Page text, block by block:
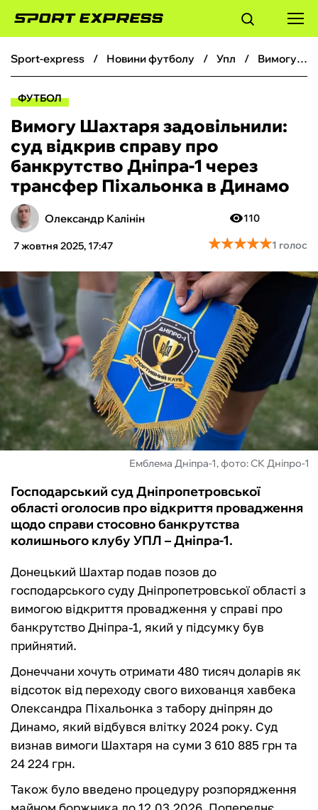
ФУТБОЛ
БОКС
ХОКЕЙ
ТЕНІС
КІБЕРСПОРТ
ЧС-2026
ФУТЗАЛ
ІНШІ
БУКМЕКЕРИ
sport-express новини футболу упл Вимогу Шахтаря задовільнили: суд відкрив справу про банкрутство Дніпра-1 через трансфер Піхальонка в Динамо
ФУТБОЛ
Вимогу Шахтаря задовільнили:
суд відкрив справу про
банкрутство Дніпра-1 через
трансфер Піхальонка в Динамо
Олександр Калінін
7 жовтня 2025, 17:47
110
★★★★★
★★★★★1 голос
Емблема Дніпра-1, фото: СК Дніпро-1
Господарський суд Дніпропетровської
області оголосив про відкриття провадження
щодо справи стосовно банкрутства
колишнього клубу УПЛ – Дніпра-1.
Донецький Шахтар подав позов до
господарського суду Дніпропетровської області з
вимогою відкриття провадження у справі про
банкрутство Дніпра-1, який у підсумку був
прийнятий.
Донеччани хочуть отримати 480 тисяч доларів як
відсоток від переходу свого вихованця хавбека
Олександра Піхальонка з табору дніпрян до
Динамо, який відбувся влітку 2024 року. Суд
визнав вимоги Шахтаря на суми 3 610 885 грн та
24 224 грн.
Також було введено процедуру розпорядження